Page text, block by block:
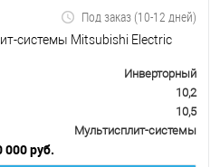
Под заказ (10-12 дней)
системы Mitsubishi Electric
Инверторный
10,2
10,5
Мультисплит-системы
000 руб.